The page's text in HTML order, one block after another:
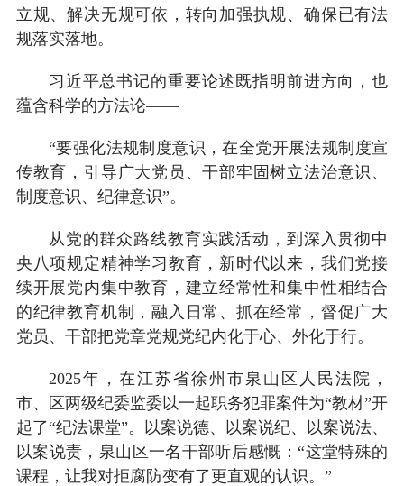
立规、解决无规可依，转向加强执规、确保已有法
规落实落地。
习近平总书记的重要论述既指明前进方向，也
蕴含科学的方法论——
“要强化法规制度意识，在全党开展法规制度宣
传教育，引导广大党员、干部牢固树立法治意识、
制度意识、纪律意识”。
从党的群众路线教育实践活动，到深入贯彻中
央八项规定精神学习教育，新时代以来，我们党接
续开展党内集中教育，建立经常性和集中性相结合
的纪律教育机制，融入日常、抓在经常，督促广大
党员、干部把党章党规党纪内化于心、外化于行。
2025年，在江苏省徐州市泉山区人民法院，
市、区两级纪委监委以一起职务犯罪案件为“教材”开
起了“纪法课堂”。以案说德、以案说纪、以案说法、
以案说责，泉山区一名干部听后感慨：“这堂特殊的
课程，让我对拒腐防变有了更直观的认识。”